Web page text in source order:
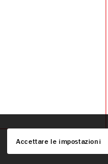
Accettare le impostazioni